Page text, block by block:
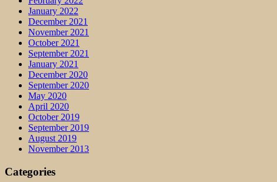
January 2022
December 2021
November 2021
October 2021
September 2021
January 2021
December 2020
September 2020
May 2020
April 2020
October 2019
September 2019
August 2019
November 2013
Categories